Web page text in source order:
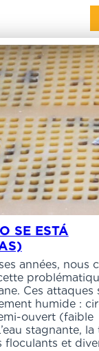
SE ESTÁ
années, nous
Ces attaques
humide :
ouvert (faible
stagnante,
floculants et